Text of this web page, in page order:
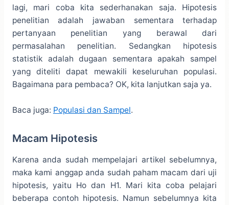
lagi, mari coba kita sederhanakan saja. Hipotesis
penelitian adalah jawaban sementara terhadap
pertanyaan penelitian yang berawal dari
permasalahan penelitian. Sedangkan hipotesis
statistik adalah dugaan sementara apakah sampel
yang diteliti dapat mewakili keseluruhan populasi.
Bagaimana para pembaca? OK, kita lanjutkan saja ya.
Baca juga: Populasi dan Sampel.
Macam Hipotesis
Karena anda sudah mempelajari artikel sebelumnya,
maka kami anggap anda sudah paham macam dari uji
hipotesis, yaitu Ho dan H1. Mari kita coba pelajari
beberapa contoh hipotesis. Namun sebelumnya kita